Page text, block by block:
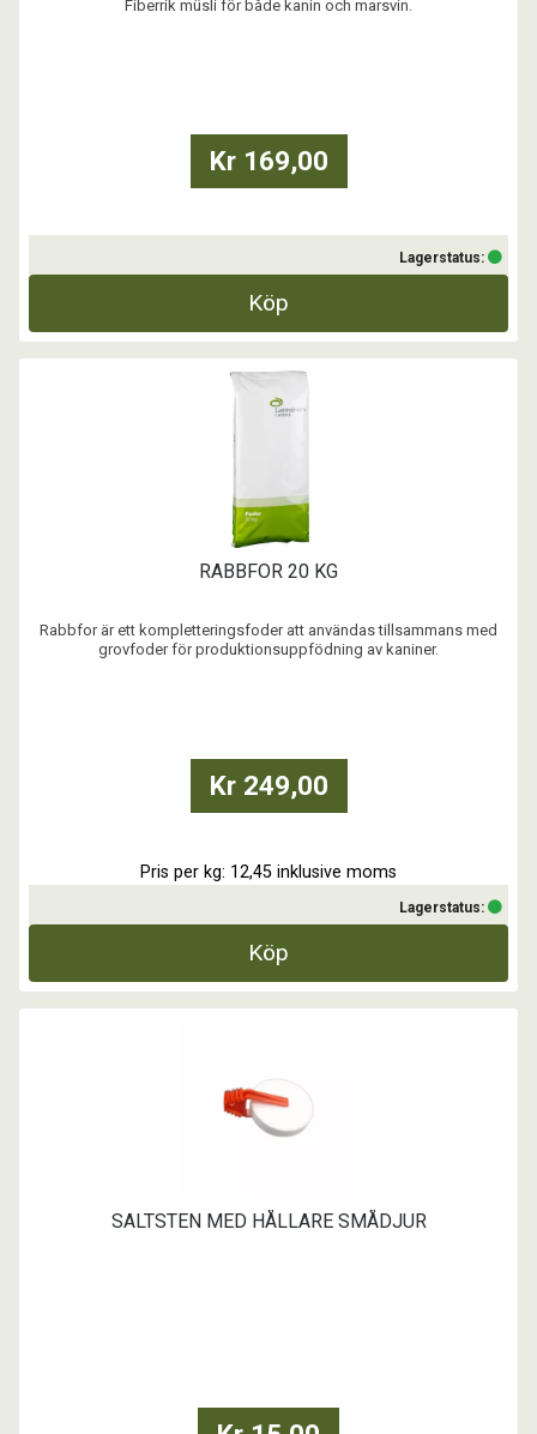
Fiberrik müsli för både kanin och marsvin.
Kr 169,00
Lagerstatus:
Köp
RABBFOR 20 KG
Rabbfor är ett kompletteringsfoder att användas tillsammans med
grovfoder för produktionsuppfödning av kaniner.
Kr 249,00
Pris per kg: 12,45 inklusive moms
Lagerstatus:
Köp
SALTSTEN MED HÅLLARE SMÅDJUR